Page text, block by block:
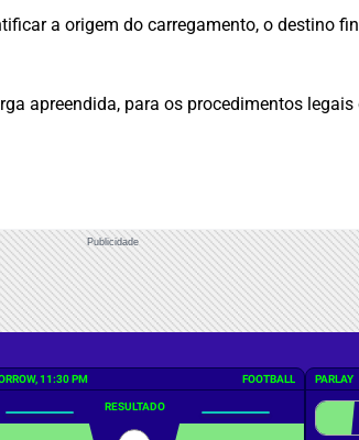
a origem do carregamento, o destino
apreendida, para os procedimentos
Publicidade